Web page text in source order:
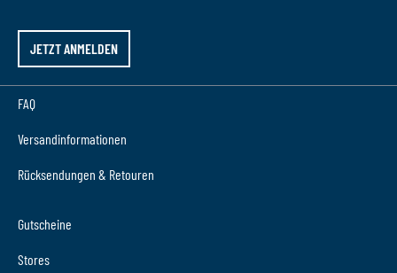
JETZT ANMELDEN
FAQ
Versandinformationen
Rücksendungen & Retouren
Gutscheine
Stores